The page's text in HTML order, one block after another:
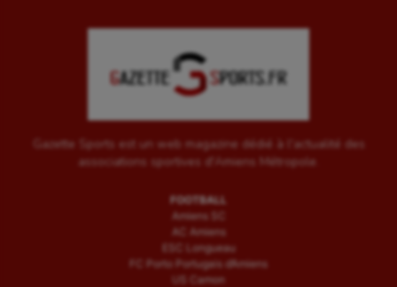
Ultimate frisbee
Voile
Gazette Sports est un web magazine dédié à l'actualité des
associations sportives d'Amiens Métropole.
FOOTBALL
Amiens SC
AC Amiens
ESC Longueau
FC Porto Portugais d’Amiens
US Camon